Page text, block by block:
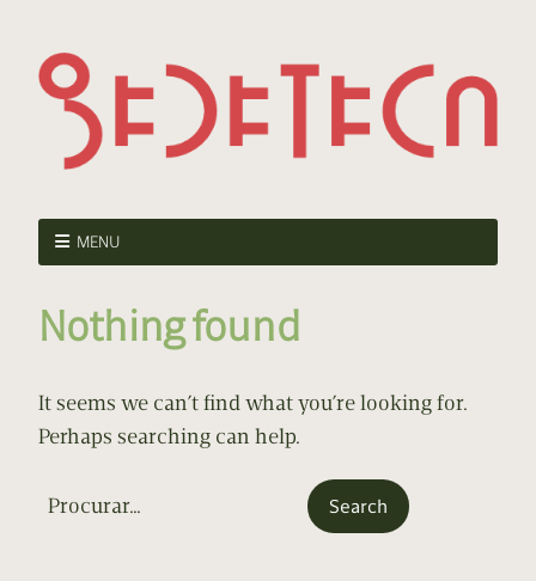
MENU
Nothing found
It seems we can’t find what you’re looking for.
Perhaps searching can help.